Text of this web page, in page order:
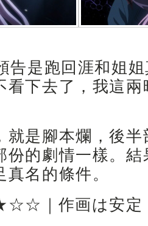
告是跑回涯和姐
看下去了，我這
就是腳本爛，後
份的劇情一樣。
名的條件。
｜作画は安定